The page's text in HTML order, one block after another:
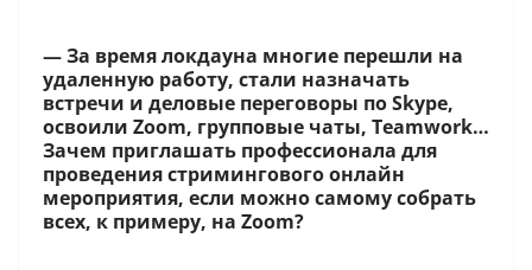
— За время локдауна многие перешли на
удаленную работу, стали назначать
встречи и деловые переговоры по Skype,
освоили Zoom, групповые чаты, Teamwork…
Зачем приглашать профессионала для
проведения стримингового онлайн
мероприятия, если можно самому собрать
всех, к примеру, на Zoom?